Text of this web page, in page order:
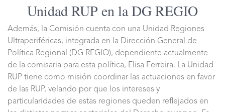
Unidad RUP en la DG REGIO
Además, la Comisión cuenta con una Unidad Regiones
Ultraperiféricas, integrada en la Dirección General de
Política Regional (DG REGIO), dependiente actualmente
de la comisaria para esta política, Elisa Ferreira. La Unidad
RUP tiene como misión coordinar las actuaciones en favor
de las RUP, velando por que los intereses y
particularidades de estas regiones queden reflejados en